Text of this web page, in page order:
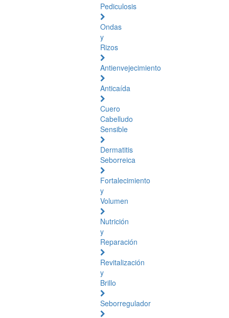
Pediculosis
Ondas
y
Rizos
Antienvejecimiento
Anticaída
Cuero
Cabelludo
Sensible
Dermatitis
Seborreica
Fortalecimiento
y
Volumen
Nutrición
y
Reparación
Revitalización
y
Brillo
Seborregulador